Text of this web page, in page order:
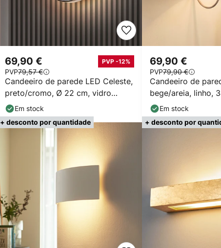
Candeeiro de parede LED Celeste,
preto/cromo, Ø 22 cm, vidro
regulável
69,90 € PVP -12%
PVP79,57 €
Em stock
Candeeiro de
bege/areia, linho,
E27
69,90 €
PVP79,90 €
Em stock
+ desconto por quantidade + desconto por